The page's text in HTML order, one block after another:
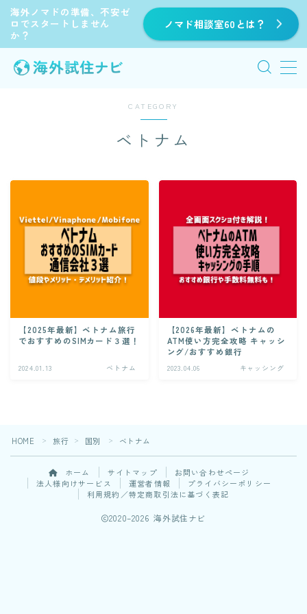
海外ノマドの準備、不安ゼ
ロでスタートしません
か？
ノマド相談室60とは？
MENU
【公式】visapair
CATEGORY
ベトナム
【2025年最新】ベトナム旅行
でおすすめのSIMカード３選！
2024.01.13 ベトナム
【2026年最新】ベトナムの
ATM使い方完全攻略 キャッシ
ング/おすすめ銀行
2023.04.06 キャッシング
HOME ＞ 旅行 ＞ 国別 ＞ ベトナム
ホーム サイトマップ
お問い合わせページ
法人様向けサービス
運営者情報
プライバシーポリシー
利用規約／特定商取引法に基づく表記
2020–2026 海外試住ナビ